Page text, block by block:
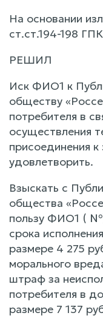
На основании
ст.ст.194-198
РЕШИЛ
Иск ФИО1 к
обществу
потребителя в
осуществления
присоединения к
удовлетворить.
Взыскать с
общества
пользу ФИО1 ( №)
срока
размере 4 275
морального
штраф за
потребителя в
размере 7 137